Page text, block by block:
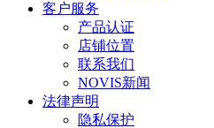
客户服务
产品认证
店铺位置
联系我们
NOVIS新闻
法律声明
隐私保护